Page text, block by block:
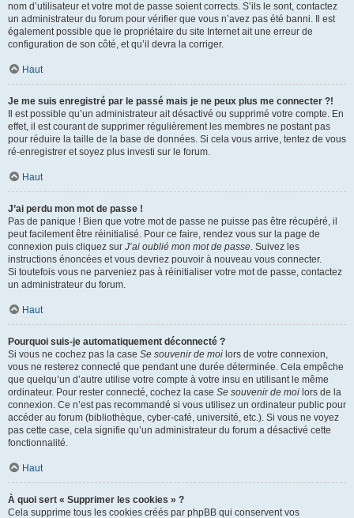
nom d’utilisateur et votre mot de passe soient corrects. S’ils le sont, contactez
un administrateur du forum pour vérifier que vous n’avez pas été banni. Il est
également possible que le propriétaire du site Internet ait une erreur de
configuration de son côté, et qu’il devra la corriger.
Haut
Je me suis enregistré par le passé mais je ne peux plus me connecter ?!
Il est possible qu’un administrateur ait désactivé ou supprimé votre compte. En
effet, il est courant de supprimer régulièrement les membres ne postant pas
pour réduire la taille de la base de données. Si cela vous arrive, tentez de vous
ré-enregistrer et soyez plus investi sur le forum.
Haut
J’ai perdu mon mot de passe !
Pas de panique ! Bien que votre mot de passe ne puisse pas être récupéré, il
peut facilement être réinitialisé. Pour ce faire, rendez vous sur la page de
connexion puis cliquez sur J’ai oublié mon mot de passe. Suivez les
instructions énoncées et vous devriez pouvoir à nouveau vous connecter.
Si toutefois vous ne parveniez pas à réinitialiser votre mot de passe, contactez
un administrateur du forum.
Haut
Pourquoi suis-je automatiquement déconnecté ?
Si vous ne cochez pas la case Se souvenir de moi lors de votre connexion,
vous ne resterez connecté que pendant une durée déterminée. Cela empêche
que quelqu’un d’autre utilise votre compte à votre insu en utilisant le même
ordinateur. Pour rester connecté, cochez la case Se souvenir de moi lors de la
connexion. Ce n’est pas recommandé si vous utilisez un ordinateur public pour
accéder au forum (bibliothèque, cyber-café, université, etc.). Si vous ne voyez
pas cette case, cela signifie qu’un administrateur du forum a désactivé cette
fonctionnalité.
Haut
À quoi sert « Supprimer les cookies » ?
Cela supprime tous les cookies créés par phpBB qui conservent vos